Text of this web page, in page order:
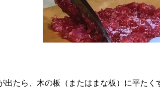
出たら、木の板（またはまな板）に平たく